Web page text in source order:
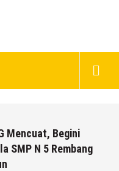
Mencuat, Begini
SMP N 5 Rembang